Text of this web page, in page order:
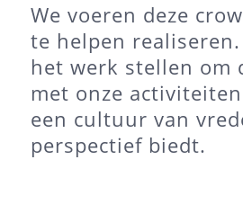
We voeren deze
te helpen
het werk stellen om
met onze
een cultuur van
perspectief biedt.